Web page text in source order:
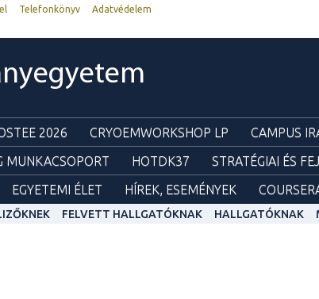
Telefonkönyv
Adatvédelem
2026 CRYOEMWORKSHOP LP CAMPUS
MUNKACSOPORT HOTDK37 STRATÉGIAI ÉS
EGYETEMI ÉLET HÍREK, ESEMÉNYEK
FELVETT HALLGATÓKNAK HALLGATÓKNAK